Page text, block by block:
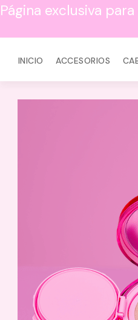
Página exclusiva
INICIO ACCESORIOS